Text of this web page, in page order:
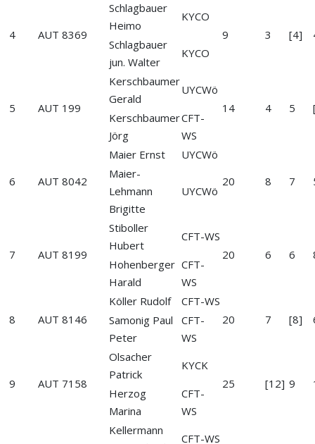
4 AUT 8369
Schlagbauer
Heimo
KYCO
9
3 [4]
Schlagbauer
jun. Walter
KYCO
5 AUT 199
Kerschbaumer
Gerald
UYCWö
14
4 5
Kerschbaumer
Jörg
CFT-
WS
6 AUT 8042
Maier Ernst
UYCWö
20
8 7
Maier-
Lehmann
Brigitte
UYCWö
7 AUT 8199
Stiboller
Hubert
CFT-WS
20
6 6
Hohenberger
Harald
CFT-
WS
8 AUT 8146
Köller Rudolf
CFT-WS
20
7 [8]
Samonig Paul
Peter
CFT-
WS
9 AUT 7158
Olsacher
Patrick
KYCK
25
[12] 9
Herzog
Marina
CFT-
WS
Kellermann
CFT-WS